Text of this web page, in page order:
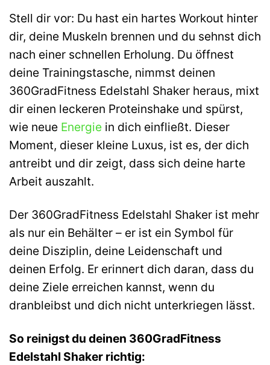
Stell dir vor: Du hast ein hartes Workout hinter
dir, deine Muskeln brennen und du sehnst dich
nach einer schnellen Erholung. Du öffnest
deine Trainingstasche, nimmst deinen
360GradFitness Edelstahl Shaker heraus, mixt
dir einen leckeren Proteinshake und spürst,
wie neue Energie in dich einfließt. Dieser
Moment, dieser kleine Luxus, ist es, der dich
antreibt und dir zeigt, dass sich deine harte
Arbeit auszahlt.
Der 360GradFitness Edelstahl Shaker ist mehr
als nur ein Behälter – er ist ein Symbol für
deine Disziplin, deine Leidenschaft und
deinen Erfolg. Er erinnert dich daran, dass du
deine Ziele erreichen kannst, wenn du
dranbleibst und dich nicht unterkriegen lässt.
So reinigst du deinen 360GradFitness
Edelstahl Shaker richtig: